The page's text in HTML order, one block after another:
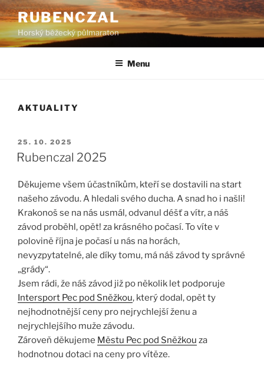
Přejít
k
obsahu
webu
RUBENCZAL
Horský běžecký půlmaraton
Menu
AKTUALITY
PUBLIKOVÁNO
25. 10. 2025
Rubenczal 2025
Děkujeme všem účastníkům, kteří se dostavili na start
našeho závodu. A hledali svého ducha. A snad ho i našli!
Krakonoš se na nás usmál, odvanul déšť a vítr, a náš
závod proběhl, opět! za krásného počasí. To víte v
polovině října je počasí u nás na horách,
nevyzpytatelné, ale díky tomu, má náš závod ty správné
„grády“.
Jsem rádi, že náš závod již po několik let podporuje
Intersport Pec pod Sněžkou, který dodal, opět ty
nejhodnotnější ceny pro nejrychlejší ženu a
nejrychlejšího muže závodu.
Zároveň děkujeme Městu Pec pod Sněžkou za
hodnotnou dotaci na ceny pro vítěze.